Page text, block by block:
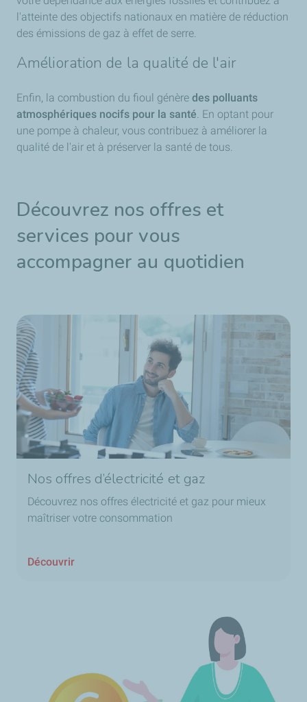
l'atteinte des objectifs nationaux en matière de réduction
des émissions de gaz à effet de serre.
Amélioration de la qualité de l'air
Enfin, la combustion du fioul génère des polluants
atmosphériques nocifs pour la santé. En optant pour
une pompe à chaleur, vous contribuez à améliorer la
qualité de l'air et à préserver la santé de tous.
Découvrez nos offres et
services pour vous
accompagner au quotidien
Nos offres d’électricité et gaz
Découvrez nos offres électricité et gaz pour mieux
maîtriser votre consommation
Découvrir